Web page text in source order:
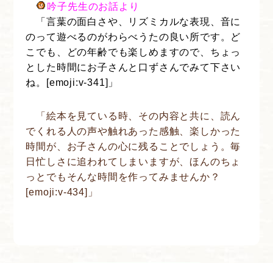
吟子先生のお話より
「言葉の面白さや、リズミカルな表現、音に
のって遊べるのがわらべうたの良い所です。ど
こでも、どの年齢でも楽しめますので、ちょっ
とした時間にお子さんと口ずさんでみて下さい
ね。[emoji:v-341]」
「絵本を見ている時、その内容と共に、読ん
でくれる人の声や触れあった感触、楽しかった
時間が、お子さんの心に残ることでしょう。毎
日忙しさに追われてしまいますが、ほんのちょ
っとでもそんな時間を作ってみませんか？
[emoji:v-434]」